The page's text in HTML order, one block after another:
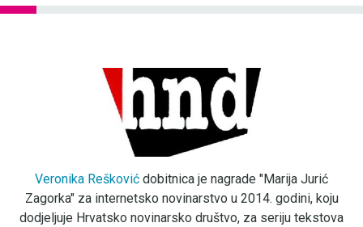
Veronika Rešković dobitnica je nagrade "Marija Jurić
Zagorka" za internetsko novinarstvo u 2014. godini, koju
dodjeljuje Hrvatsko novinarsko društvo, za seriju tekstova